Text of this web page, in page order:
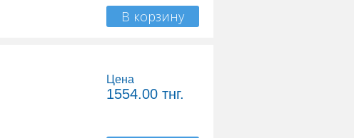
В корзину
Цена
1554.00 тнг.